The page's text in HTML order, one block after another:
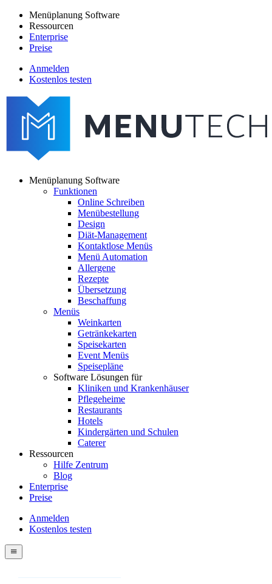
Direkt
zum
Inhalt
Main
navigation
Menüplanung Software
Ressourcen
Enterprise
Preise
menutech
navigation
Anmelden
Kostenlos testen
navigation
Menüplanung Software
Funktionen
Online Schreiben
Menübestellung
Design
Diät-Management
Kontaktlose Menüs
Menü Automation
Allergene
Rezepte
Übersetzung
Beschaffung
Menüs
Weinkarten
Getränkekarten
Speisekarten
Event Menüs
Speisepläne
Software Lösungen für
Kliniken und Krankenhäuser
Pflegeheime
Restaurants
Hotels
Kindergärten und Schulen
Caterer
Ressourcen
Hilfe Zentrum
Blog
Enterprise
Preise
Menutech
navigation
Anmelden
Kostenlos testen
menu